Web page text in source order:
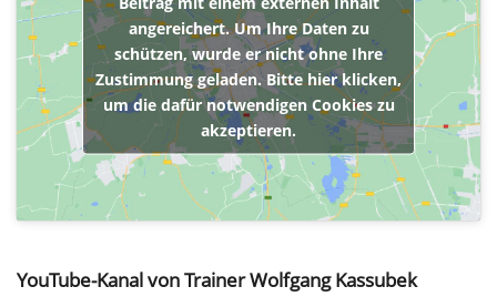
angereichert. Um Ihre Daten zu
schützen, wurde er nicht ohne Ihre
Zustimmung geladen. Bitte hier klicken,
um die dafür notwendigen Cookies zu
akzeptieren.
YouTube-Kanal von Trainer Wolfgang Kassubek